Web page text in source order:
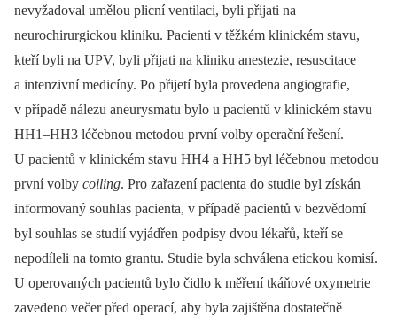
nevyžadoval umělou plicní ventilaci, byli přijati na
neurochirurgickou kliniku. Pacienti v těžkém klinickém stavu,
kteří byli na UPV, byli přijati na kliniku anestezie, resuscitace
a intenzivní medicíny. Po přijetí byla provedena angiografie,
v případě nálezu aneurysmatu bylo u pacientů v klinickém stavu
HH1–HH3 léčebnou metodou první volby operační řešení.
U pacientů v klinickém stavu HH4 a HH5 byl léčebnou metodou
první volby coiling. Pro zařazení pacienta do studie byl získán
informovaný souhlas pacienta, v případě pacientů v bezvědomí
byl souhlas se studií vyjádřen podpisy dvou lékařů, kteří se
nepodíleli na tomto grantu. Studie byla schválena etickou komisí.
U operovaných pacientů bylo čidlo k měření tkáňové oxymetrie
zavedeno večer před operací, aby byla zajištěna dostatečně